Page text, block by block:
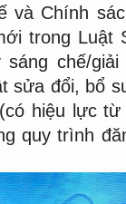
và Chính
trong Luật
chế/giải
sửa đổi, bổ
hiệu lực từ
quy trình